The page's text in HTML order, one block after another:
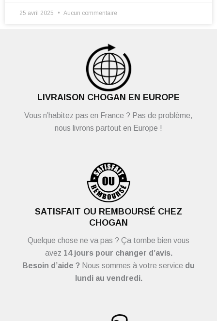
25 avril 2025 Aucun commentaire
LIVRAISON CHOGAN EN EUROPE
Vous n’habitez pas en France ? Pas de problème,
nous livrons partout en Europe !
SATISFAIT OU REMBOURSÉ CHEZ
CHOGAN
Quelque chose ne va pas ? Ça tombe bien vous
avez 14 jours pour changer d’avis.
Besoin d’aide ? Nous sommes à votre service du
lundi au vendredi.